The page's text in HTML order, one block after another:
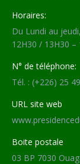
Horaires:
Du Lundi au
12H30 / 13H30 –
N° de téléphone:
Tél. : (+226) 25
URL site web
Boite postale
03 BP 7030